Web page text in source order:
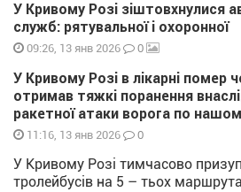
У Кривому Розі зіштовхнулися
служб: рятувальної і охоронної
09:26, 13 янв 2026 0
У Кривому Розі в лікарні помер
отримав тяжкі поранення
ракетної атаки ворога по
11:16, 13 янв 2026 0
У Кривому Розі тимчасово
тролейбусів на 5 – тьох